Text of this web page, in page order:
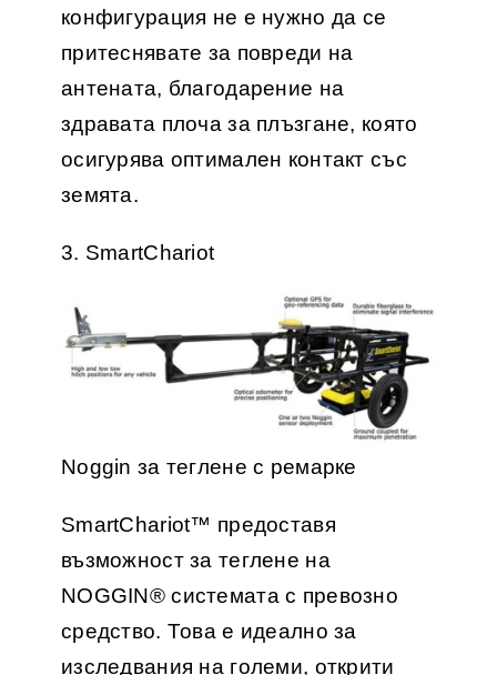
конфигурация не е нужно да се
притеснявате за повреди на
антената, благодарение на
здравата плоча за плъзгане, която
осигурява оптимален контакт със
земята.
3. SmartChariot
Noggin за теглене с ремарке
SmartChariot™ предоставя
възможност за теглене на
NOGGIN® системата с превозно
средство. Това е идеално за
изследвания на големи, открити